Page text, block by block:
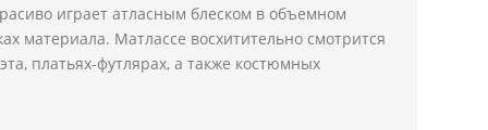
играет атласным блеском в объемном
материала. Матлассе восхитительно смотрится
платьях-футлярах, а также костюмных